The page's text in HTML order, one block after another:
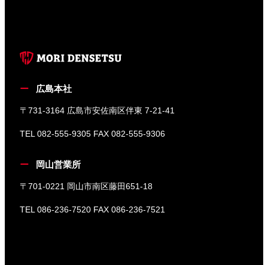
広島本社
〒731-3164 広島市安佐南区伴東 7-21-41
TEL 082-555-9305 FAX 082-555-9306
岡山営業所
〒701-0221 岡山市南区藤田651-18
TEL 086-236-7520 FAX 086-236-7521